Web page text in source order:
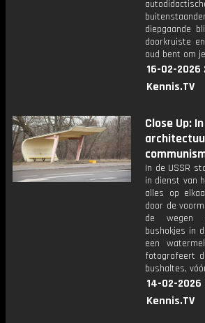
diepgaande
doorkruiste
oud bent om
16-02-2026
Kennis.TV
Close Up:
In de USSR
in dienst van
alles op
door de
de wegen
bushokjes in
een
fotografeert
bushaltes,
14-02-2026
Kennis.TV